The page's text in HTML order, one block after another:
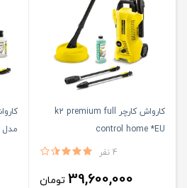
کارواش کارچر k2 premium full
control home *EU
4 نفر
39,600,000 تومان